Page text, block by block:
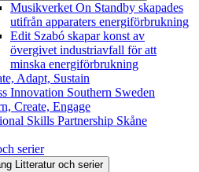
Musikverket On Standby skapades
utifrån apparaters energiförbrukning
Edit Szabó skapar konst av
övergivet industriavfall för att
minska energiförbrukning
Adapt, Sustain
Innovation Southern Sweden
Create, Engage
Skills Partnership Skåne
serier
Litteratur och serier